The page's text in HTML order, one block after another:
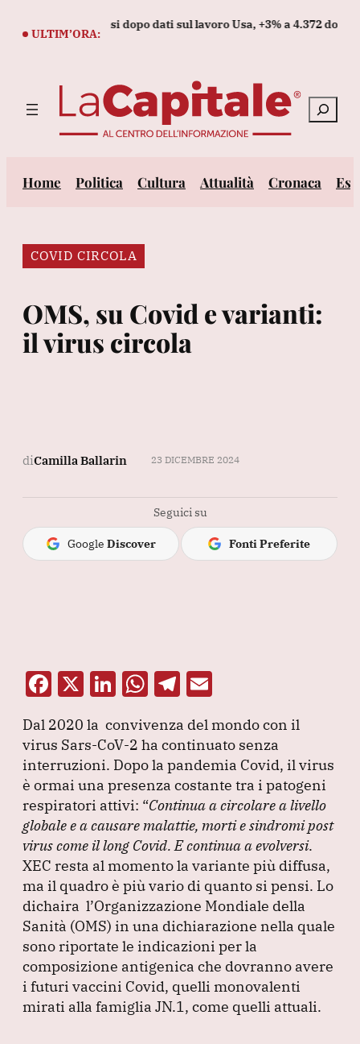
ULTIM’ORA:
da due mesi dopo dati sul lavoro Usa, +3% a 4.372 dollari
Cerca
Home Politica Cultura Attualità Cronaca
COVID CIRCOLA
OMS, su Covid e varianti:
il virus circola
diCamilla Ballarin 23 DICEMBRE 2024
Seguici su
Google Discover Fonti Preferite
F
c
e
b
o
o
k
X Li
k
e
dI
n
W
at
s
A
p
p
T
e
gr
a
m
ai
l
Dal 2020 la convivenza del mondo con il
virus Sars-CoV-2 ha continuato senza
interruzioni. Dopo la pandemia Covid, il virus
è ormai una presenza costante tra i patogeni
respiratori attivi: “Continua a circolare a livello
globale e a causare malattie, morti e sindromi post
virus come il long Covid. E continua a evolversi.
XEC resta al momento la variante più diffusa,
ma il quadro è più vario di quanto si pensi. Lo
dichaira l’Organizzazione Mondiale della
Sanità (OMS) in una dichiarazione nella quale
sono riportate le indicazioni per la
composizione antigenica che dovranno avere
i futuri vaccini Covid, quelli monovalenti
mirati alla famiglia JN.1, come quelli attuali.